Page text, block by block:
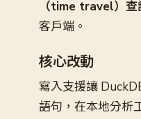
（time travel）查
客戶端。
核心改動
寫入支援讓
語句，在本地分析